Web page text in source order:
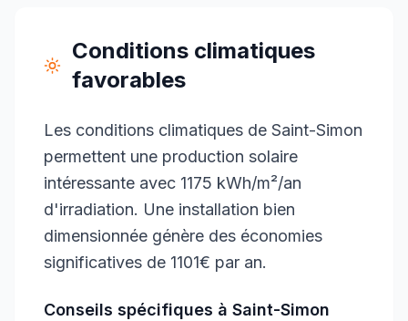
Conditions climatiques
favorables
Les conditions climatiques de Saint-Simon
permettent une production solaire
intéressante avec 1175 kWh/m²/an
d'irradiation. Une installation bien
dimensionnée génère des économies
significatives de 1101€ par an.
Conseils spécifiques à Saint-Simon